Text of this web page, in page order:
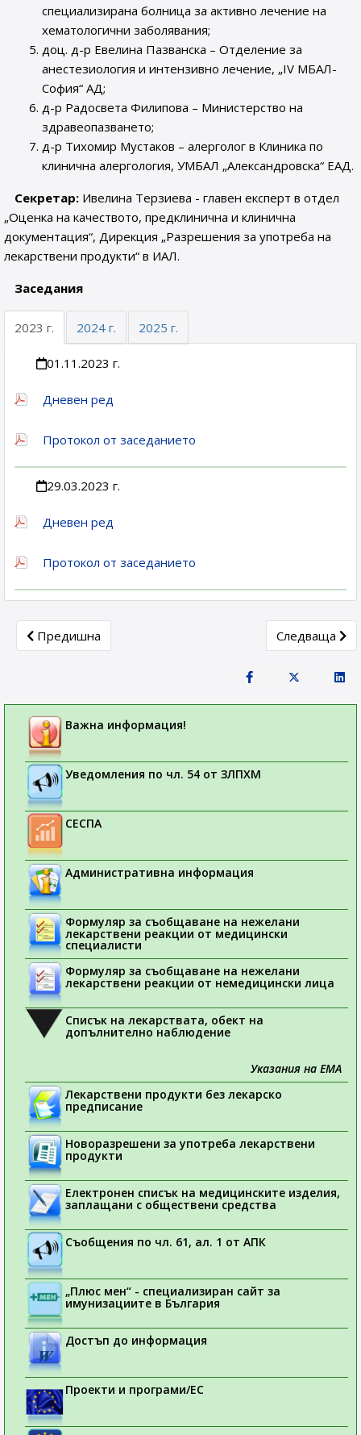
специализирана болница за активно лечение на
хематологични заболявания;
доц. д-р Евелина Пазванска – Отделение за
анестезиология и интензивно лечение, „IV МБАЛ-
София“ АД;
д-р Радосвета Филипова – Министерство на
здравеопазването;
д-р Тихомир Мустаков – алерголог в Клиника по
клинична алергология, УМБАЛ „Александровска“ ЕАД.
Секретар: Ивелина Терзиева - главен експерт в отдел
„Оценка на качеството, предклинична и клинична
документация“, Дирекция „Разрешения за употреба на
лекарствени продукти“ в ИАЛ.
Заседания
2023 г. 2024 г. 2025 г.
01.11.2023 г.
Дневен ред
Протокол от заседанието
29.03.2023 г.
Дневен ред
Протокол от заседанието
Previous article: Комисия за растителни лекарствени
Предишна Next article:
Следваща
Важна информация!
Уведомления по чл. 54 от ЗЛПХМ
СЕСПА
Административна информация
Формуляр за съобщаване на нежелани
лекарствени реакции от медицински
специалисти
Формуляр за съобщаване на нежелани
лекарствени реакции от немедицински лица
Списък на лекарствата, обект на
допълнително наблюдение
Указания на ЕМА
Лекарствени продукти без лекарско
предписание
Новоразрешени за употреба лекарствени
продукти
Електронен списък на медицинските изделия,
заплащани с обществени средства
Съобщения по чл. 61, ал. 1 от АПК
„Плюс мен“ - специализиран сайт за
имунизациите в България
Достъп до информация
Проекти и програми/ЕС